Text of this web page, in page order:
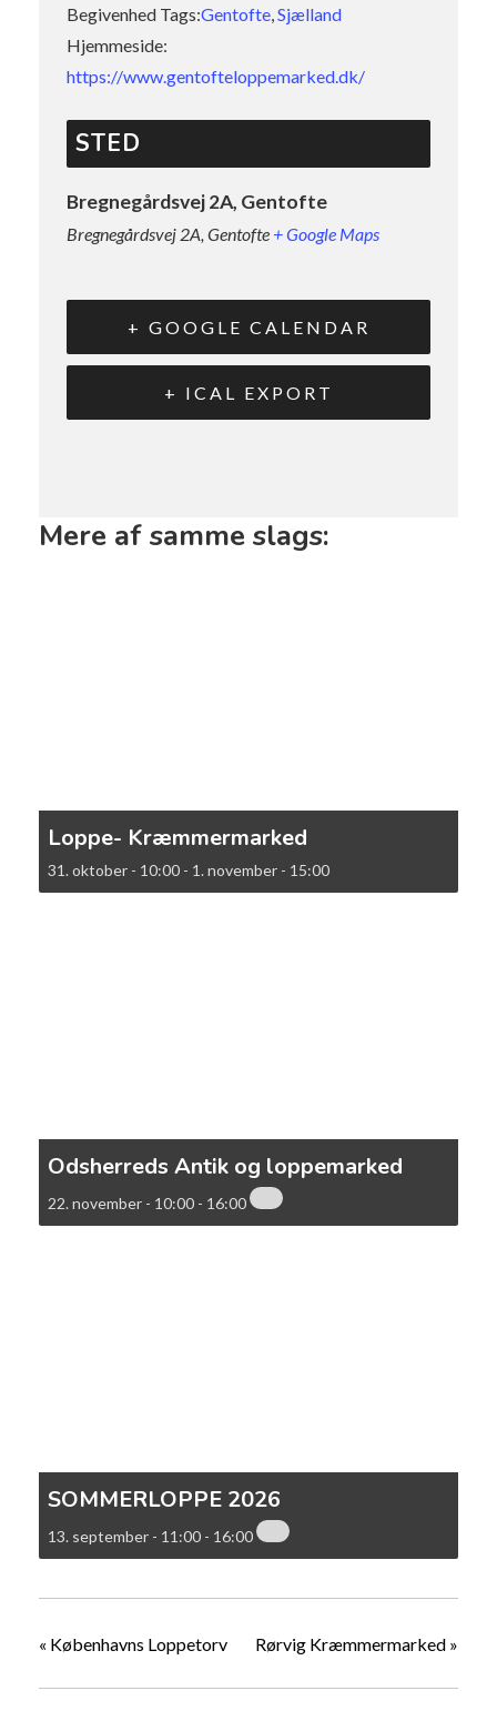
Begivenhed Tags:Gentofte,Sjælland
Hjemmeside:
https://www.gentofteloppemarked.dk/
STED
Bregnegårdsvej 2A, Gentofte
Bregnegårdsvej 2A, Gentofte + Google Maps
+ GOOGLE CALENDAR
+ ICAL EXPORT
Mere af samme slags:
Loppe- Kræmmermarked
31. oktober - 10:00 - 1. november - 15:00
Odsherreds Antik og loppemarked
22. november - 10:00 - 16:00
SOMMERLOPPE 2026
13. september - 11:00 - 16:00
« Københavns Loppetorv Rørvig Kræmmermarked »